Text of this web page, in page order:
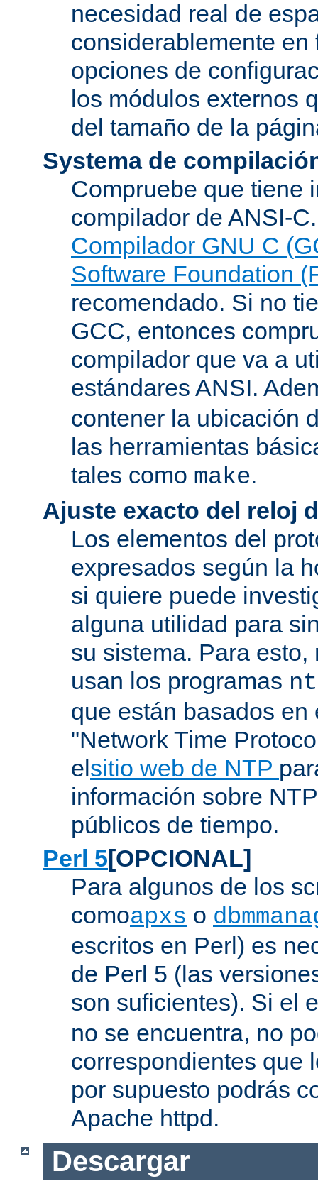
necesidad real de
considerablemente en
opciones de
los módulos externos
del tamaño de la
Systema de
Compruebe que tiene
compilador de ANSI-
Compilador GNU C
Software Foundation
recomendado. Si no
GCC, entonces
compilador que va a
estándares ANSI.
contener la ubicación
las herramientas
tales como make.
Ajuste exacto del reloj
Los elementos del
expresados según la
si quiere puede
alguna utilidad para
su sistema. Para esto,
usan los programas
que están basados en
"Network Time
elsitio web de NTP
información sobre
públicos de tiempo.
Perl 5[OPCIONAL]
Para algunos de los
comoapxs o
escritos en Perl) es
de Perl 5 (las
son suficientes). Si el
no se encuentra, no
correspondientes que
por supuesto podrás
Apache httpd.
Descargar